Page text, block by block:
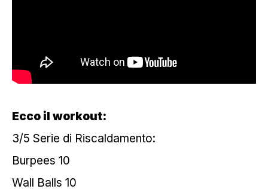
Ecco il workout:
3/5 Serie di Riscaldamento:
Burpees 10
Wall Balls 10